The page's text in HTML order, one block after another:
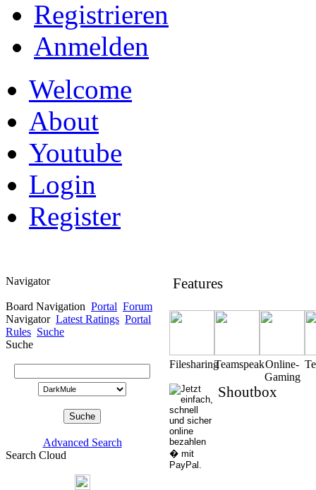
Registrieren
Anmelden
Welcome
About
Youtube
Login
Register
Navigator
Board Navigation Portal Forum
Navigator Latest Ratings Portal
Rules Suche
Suche
Advanced Search
Search Cloud
Features
FilesharingTeamspeakOnline-
Gaming
Shoutbox